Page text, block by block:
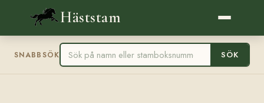
Häststam
SNABBSÖK SÖK